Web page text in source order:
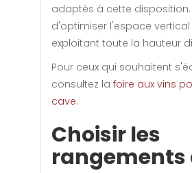
adaptés à cette disposition.
d'optimiser l'espace
exploitant toute la hauteur
Pour ceux qui souhaitent
consultez la foire aux vins
cave.
Choisir les